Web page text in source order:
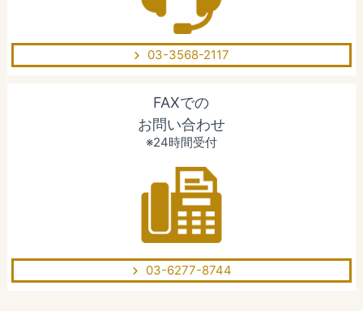
03-3568-2117
FAXでの
お問い合わせ
※24時間受付
03-6277-8744